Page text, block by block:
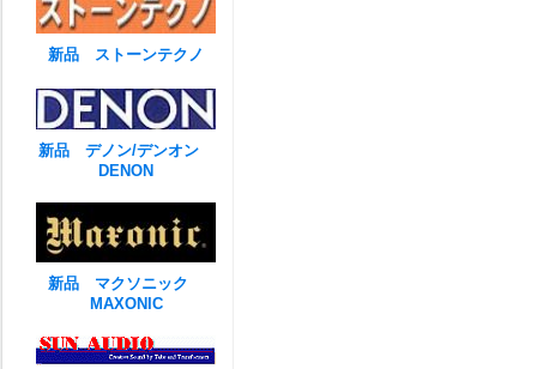
新品 ストーンテクノ
新品 デノン/デンオン
DENON
新品 マクソニック
MAXONIC